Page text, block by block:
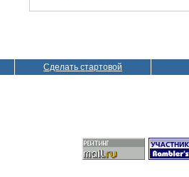
Сделать стартовой